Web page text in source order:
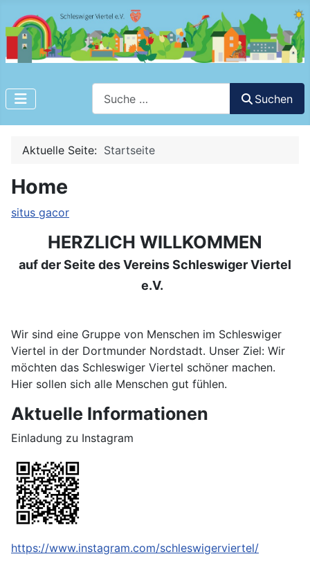
Suchen
Aktuelle Seite: Startseite
Home
situs gacor
HERZLICH WILLKOMMEN
auf der Seite des Vereins Schleswiger Viertel
e.V.
Wir sind eine Gruppe von Menschen im Schleswiger
Viertel in der Dortmunder Nordstadt. Unser Ziel: Wir
möchten das Schleswiger Viertel schöner machen.
Hier sollen sich alle Menschen gut fühlen.
Aktuelle Informationen
Einladung zu Instagram
https://www.instagram.com/schleswigerviertel/